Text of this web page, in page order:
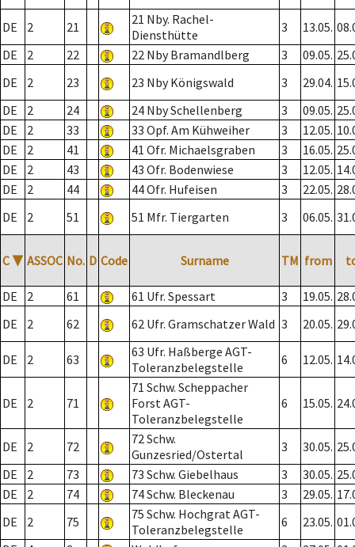
DE 2 21
21 Nby. Rachel-
Diensthütte
3 13.05.
DE
2 22 22 Nby Bramandlberg 3 09.05.
DE
2 23 23 Nby Königswald 3 29.04.
DE
2 24 24 Nby Schellenberg 3 09.05.
DE
2 33 33 Opf. Am Kühweiher 3 12.05.
DE
2 41 41 Ofr. Michaelsgraben 3 16.05.
DE
2 43 43 Ofr. Bodenwiese 3 12.05.
DE
2 44 44 Ofr. Hufeisen 3 22.05.
DE
2 51 51 Mfr. Tiergarten 3 06.05.
C ▼ ASSOC No. D Code Surname TM from
DE 2 61 61 Ufr. Spessart 3 19.05.
DE
2 62 62 Ufr. Gramschatzer Wald 3 20.05.
DE 2 63
63 Ufr. Haßberge AGT-
Toleranzbelegstelle
6 12.05.
DE 2 71
71 Schw. Scheppacher
Forst AGT-
Toleranzbelegstelle
6 15.05.
DE 2 72
72 Schw.
Gunzesried/Ostertal
3 30.05.
DE
2 73 73 Schw. Giebelhaus 3 30.05.
DE
2 74 74 Schw. Bleckenau 3 29.05.
DE
2 75
75 Schw. Hochgrat AGT-
Toleranzbelegstelle
6 23.05.